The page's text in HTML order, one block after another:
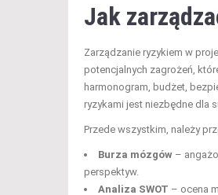
Jak
Zarządzanie ryzykiem w
potencjalnych zagrożeń,
harmonogram, budżet,
ryzykami jest niezbędne dla
Przede wszystkim, należy
Burza mózgów –
perspektyw.
Analiza SWOT – ocena